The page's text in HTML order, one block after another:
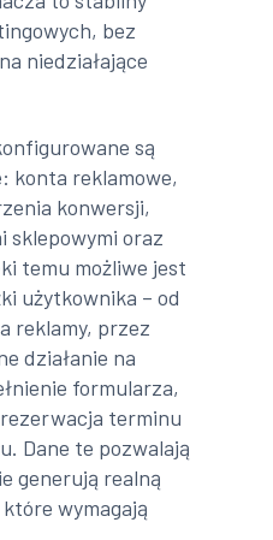
bez
niedziałające
są
konta reklamowe,
konwersji,
sklepowymi oraz
temu możliwe jest
użytkownika – od
reklamy, przez
działanie na
formularza,
terminu
Dane te pozwalają
generują realną
wymagają